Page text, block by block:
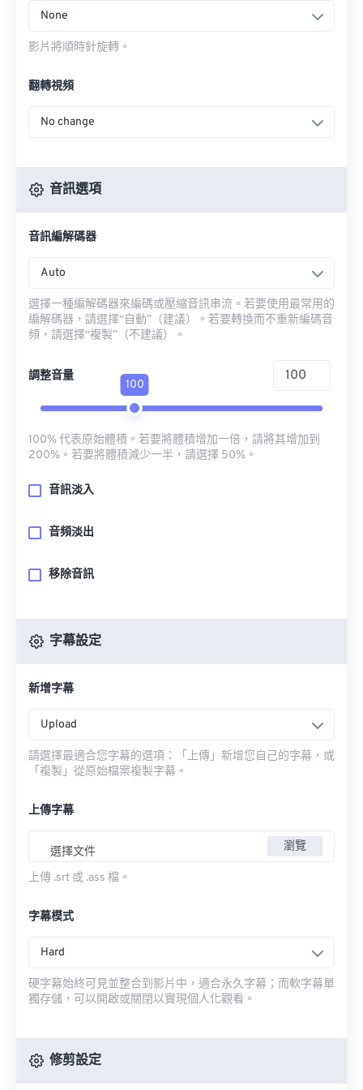
None
影片將順時針旋轉。
翻轉視頻
No change
音訊選項
音訊編解碼器
Auto
選擇一種編解碼器來編碼或壓縮音訊串流。若要使用最常用的
編解碼器，請選擇“自動”（建議）。若要轉換而不重新編碼音
頻，請選擇“複製”（不建議）。
調整音量
100
100% 代表原始體積。若要將體積增加一倍，請將其增加到
200%。若要將體積減少一半，請選擇 50%。
音訊淡入
音頻淡出
移除音訊
字幕設定
新增字幕
Upload
請選擇最適合您字幕的選項：「上傳」新增您自己的字幕，或
「複製」從原始檔案複製字幕。
上傳字幕
選擇文件 瀏覽
上傳 .srt 或 .ass 檔。
字幕模式
Hard
硬字幕始終可見並整合到影片中，適合永久字幕；而軟字幕單
獨存儲，可以開啟或關閉以實現個人化觀看。
修剪設定